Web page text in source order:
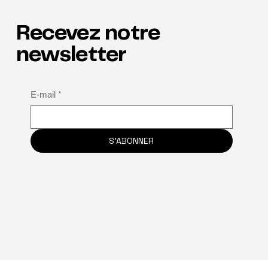
Pourquoi la neuroinclusion est la clé de la
rétention
Recevez notre
newsletter
E-mail *
S'ABONNER